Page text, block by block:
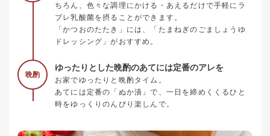
ちろん、色々な調理にかける・あえるだけで手軽にラ
ブレ乳酸菌を摂ることができます。
「かつおのたたき」には、「たまねぎのごましょうゆ
ドレッシング」がおすすめ。
晩酌
ゆったりとした晩酌のあてには定番のアレを
お家でゆったりと晩酌タイム。
あてには定番の「ぬか漬」で、一日を締めくくるひと
時をゆっくりのんびり楽しんで。